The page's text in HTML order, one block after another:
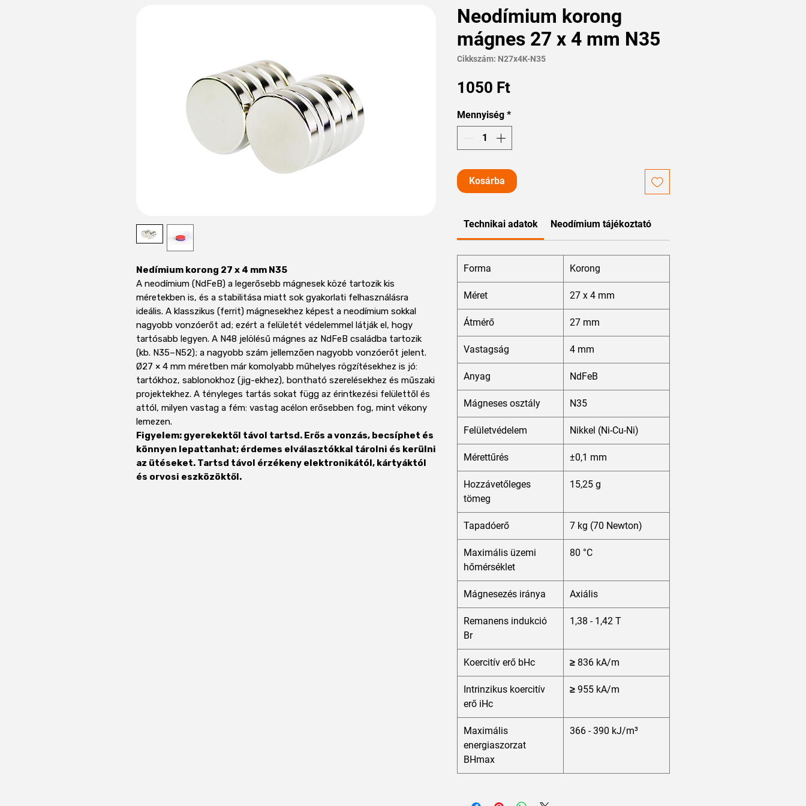
Nedímium korong 27 x 4 mm N35
A neodímium (NdFeB) a legerősebb mágnesek közé tartozik kis
méretekben is, és a stabilitása miatt sok gyakorlati felhasználásra
ideális. A klasszikus (ferrit) mágnesekhez képest a neodímium sokkal
nagyobb vonzóerőt ad; ezért a felületét védelemmel látják el, hogy
tartósabb legyen. A N48 jelölésű mágnes az NdFeB családba tartozik
(kb. N35–N52); a nagyobb szám jellemzően nagyobb vonzóerőt jelent.
Ø27 × 4 mm méretben már komolyabb műhelyes rögzítésekhez is jó:
tartókhoz, sablonokhoz (jig-ekhez), bontható szerelésekhez és műszaki
projektekhez. A tényleges tartás sokat függ az érintkezési felülettől és
attól, milyen vastag a fém: vastag acélon erősebben fog, mint vékony
lemezen.
Figyelem: gyerekektől távol tartsd. Erős a vonzás, becsíphet és
könnyen lepattanhat; érdemes elválasztókkal tárolni és kerülni
az ütéseket. Tartsd távol érzékeny elektronikától, kártyáktól
és orvosi eszközöktől.
Neodímium korong
mágnes 27 x 4 mm N35
Cikkszám: N27x4K-N35
1050 FtÁr
Mennyiség *
Kosárba
Technikai adatok Neodímium tájékoztató
Forma Korong
Méret 27 x 4 mm
Átmérő 27 mm
Vastagság 4 mm
Anyag NdFeB
Mágneses osztály N35
Felületvédelem Nikkel (Ni-Cu-Ni)
Mérettűrés ±0,1 mm
Hozzávetőleges
tömeg
15,25 g
Tapadóerő 7 kg (70 Newton)
Maximális üzemi
hőmérséklet
80 °C
Mágnesezés iránya Axiális
Remanens indukció
Br
1,38 - 1,42 T
Koercitív erő bHc ≥ 836 kA/m
Intrinzikus koercitív
erő iHc
≥ 955 kA/m
Maximális
energiaszorzat
BHmax
366 - 390 kJ/m³